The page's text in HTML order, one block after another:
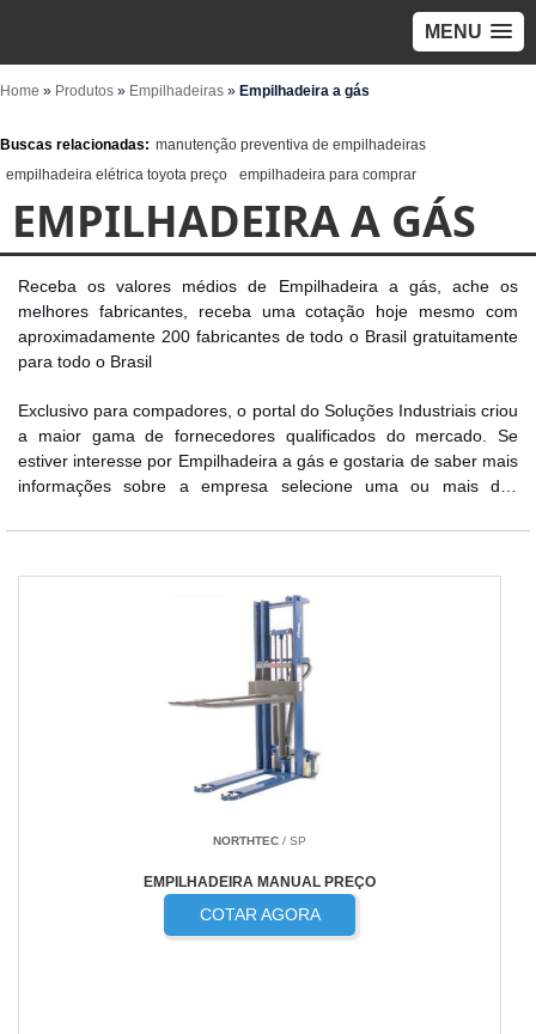
MENU
Home » Produtos » Empilhadeiras » Empilhadeira a gás
Buscas relacionadas: manutenção preventiva de empilhadeiras
empilhadeira elétrica toyota preço
empilhadeira para comprar
EMPILHADEIRA A GÁS
Receba os valores médios de Empilhadeira a gás, ache os
melhores fabricantes, receba uma cotação hoje mesmo com
aproximadamente 200 fabricantes de todo o Brasil gratuitamente
para todo o Brasil
Exclusivo para compadores, o portal do Soluções Industriais criou
a maior gama de fornecedores qualificados do mercado. Se
estiver interesse por Empilhadeira a gás e gostaria de saber mais
informações sobre a empresa selecione uma ou mais das
NORTHTEC / SP
EMPILHADEIRA MANUAL PREÇO
COTAR AGORA